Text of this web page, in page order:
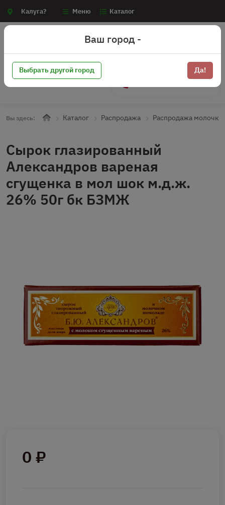
Калуга? Меню Каталог
Вы здесь: Каталог Распродажа Распродажа молочка
Сырок глазированный
Александров вареная
сгущенка в мол шок м.д.ж.
26% 50г бк БЗМЖ
0 ₽
Ваш город -
Выбрать другой город Да!